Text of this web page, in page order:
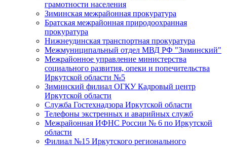
грамотности населения
Зиминская межрайонная прокуратура
Братская межрайонная природоохранная
прокуратура
Нижнеудинская транспортная прокуратура
Межмуниципальный отдел МВД РФ "Зиминский"
Межрайонное управление министерства
социального развития, опеки и попечительства
Иркутской области №5
Зиминский филиал ОГКУ Кадровый центр
Иркутской области
Служба Гостехнадзора Иркутской области
Телефоны экстренных и аварийных служб
Межрайонная ИФНС России № 6 по Иркутской
области
Филиал №15 Иркутского регионального